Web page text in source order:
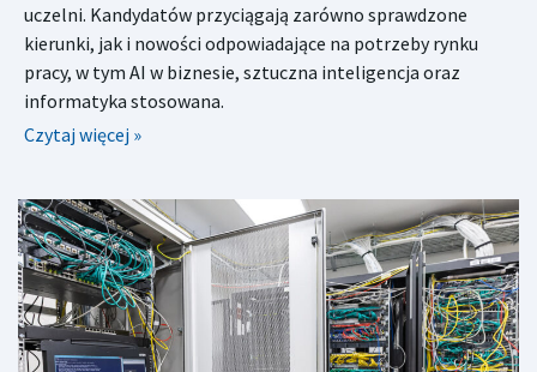
uczelni. Kandydatów przyciągają zarówno sprawdzone
kierunki, jak i nowości odpowiadające na potrzeby rynku
pracy, w tym AI w biznesie, sztuczna inteligencja oraz
informatyka stosowana.
Czytaj więcej »